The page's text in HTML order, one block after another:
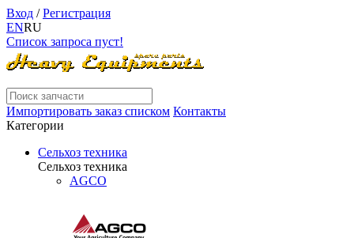
Вход /Регистрация
ENRU
Список запроса пуст!
Импортировать заказ списком Контакты
Категории
Сельхоз техника
Сельхоз техника
AGCO